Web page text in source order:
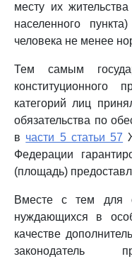
месту их
населенного
человека не менее
Тем самым
категорий лиц
обязательства по
в части 5 статьи 57
Федерации
(площадь)
Вместе с тем для
нуждающихся в
качестве
законодатель